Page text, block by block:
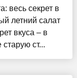
весь секрет в
летний салат
вкуса – в
ст...